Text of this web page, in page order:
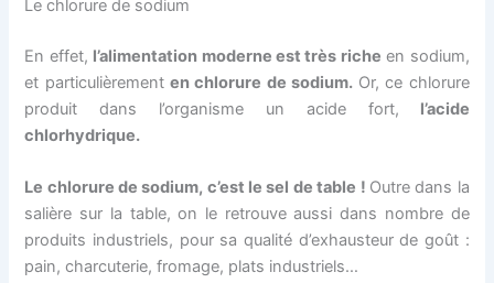
Le chlorure de sodium
En effet, l’alimentation moderne est très riche en sodium,
et particulièrement en chlorure de sodium.Or, ce chlorure
produit dans l’organisme un acide fort, l’acide
chlorhydrique.
Le chlorure de sodium, c’est le sel de table ! Outre dans la
salière sur la table, on le retrouve aussi dans nombre de
produits industriels, pour sa qualité d’exhausteur de goût :
pain, charcuterie, fromage, plats industriels…